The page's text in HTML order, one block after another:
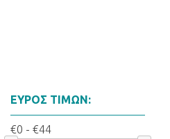
ΕΎΡΟΣ ΤΙΜΏΝ:
€0 - €44